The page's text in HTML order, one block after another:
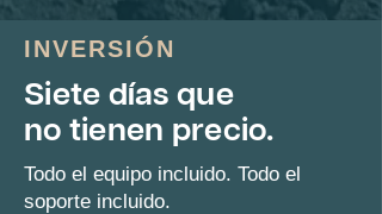
INVERSIÓN
Siete días que
no tienen precio.
Todo el equipo incluido. Todo el
soporte incluido.